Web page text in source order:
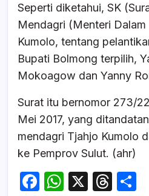
Seperti diketahui, SK
Mendagri (Menteri
Kumolo, tentang
Bupati Bolmong terpilih,
Mokoagow dan Yanny
Surat itu bernomor 273/
Mei 2017, yang
mendagri Tjahjo Kumolo
ke Pemprov Sulut. (ahr)
F
W X
T